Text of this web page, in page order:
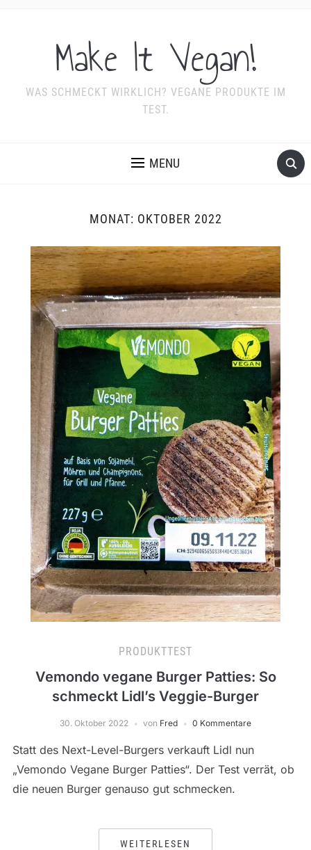
Make It Vegan!
WAS SCHMECKT WIRKLICH? VEGANE PRODUKTE IM
TEST.
MENU
MONAT: OKTOBER 2022
PRODUKTTEST
Vemondo vegane Burger Patties: So
schmeckt Lidl’s Veggie-Burger
30. Oktober 2022 von Fred 0 Kommentare
Statt des Next-Level-Burgers verkauft Lidl nun
„Vemondo Vegane Burger Patties“. Der Test verrät, ob
die neuen Burger genauso gut schmecken.
WEITERLESEN